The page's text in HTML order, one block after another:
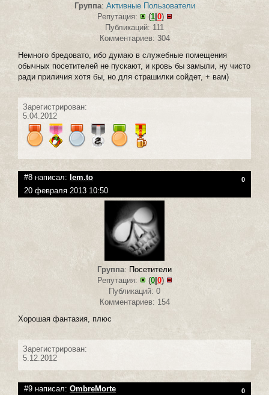
Группа: Активные Пользователи
Репутация:
(1|0)
Публикаций: 111
Комментариев: 304
Немного бредовато, ибо думаю в служебные помещения
обычных посетителей не пускают, и кровь бы замыли, ну чисто
ради приличия хотя бы, но для страшилки сойдет, + вам)
Зарегистрирован:
5.04.2012
#8 написал: lem.to 0
20 февраля 2013 10:50
Группа: Посетители
Репутация:
(0|0)
Публикаций: 0
Комментариев: 154
Хорошая фантазия, плюс
Зарегистрирован:
5.12.2012
#9 написал: OmbreMorte 0